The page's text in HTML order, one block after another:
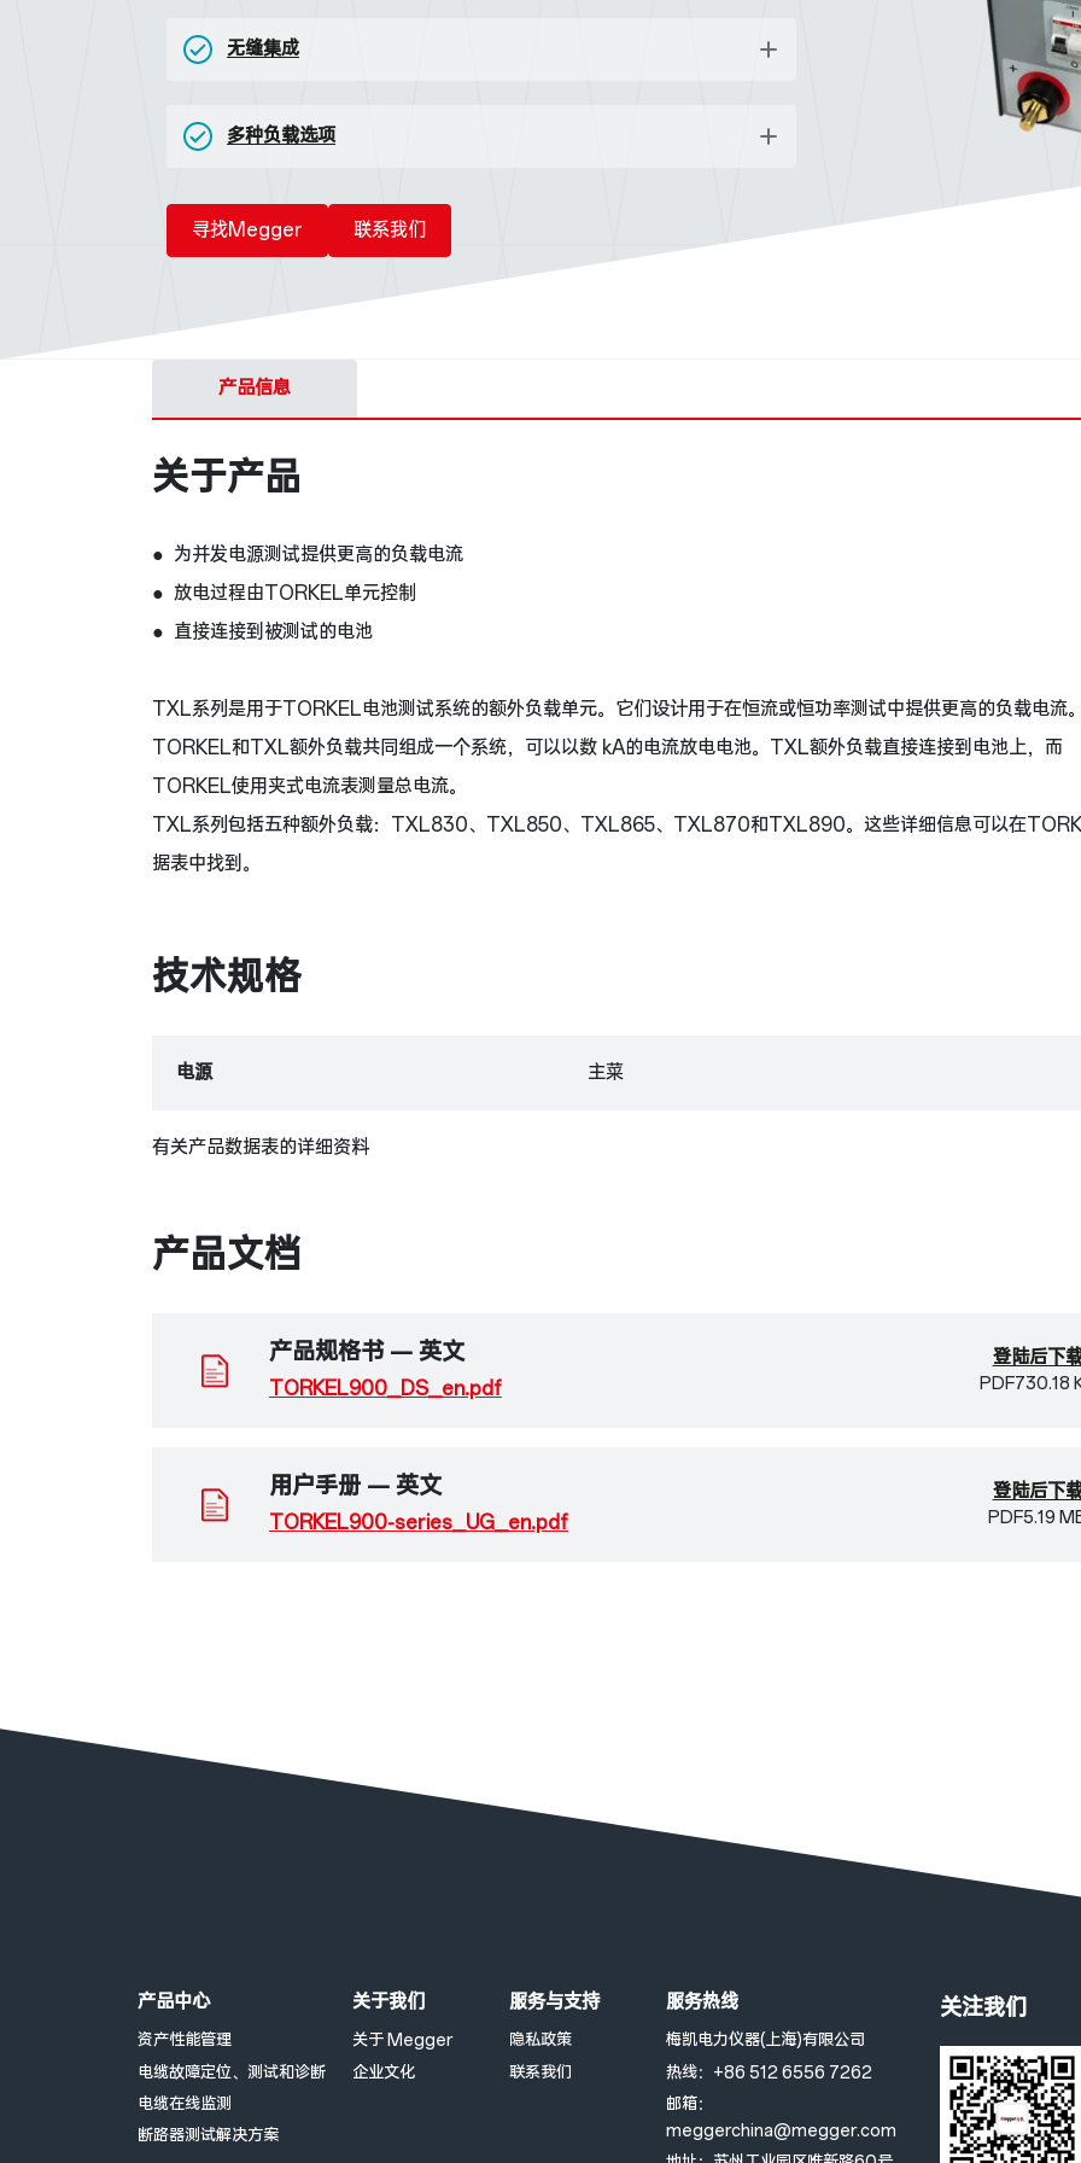
无缝集成
多种负载选项
寻找Megger 联系我们
产品信息
关于产品
● 为并发电源测试提供更高的负载电流
● 放电过程由TORKEL单元控制
● 直接连接到被测试的电池
TXL系列是用于TORKEL电池测试系统的额外负载单元。它们设计用于在恒流或恒功率测试中提供更高的负载电流。
TORKEL和TXL额外负载共同组成一个系统，可以以数 kA的电流放电电池。TXL额外负载直接连接到电池上，而
TORKEL使用夹式电流表测量总电流。
TXL系列包括五种额外负载：TXL830、TXL850、TXL865、TXL870和TXL890。这些详细信息可以在
据表中找到。
技术规格
电源 主菜
有关产品数据表的详细资料
产品文档
产品规格书 — 英文
TORKEL900_DS_en.pdf
登陆后下
PDF730.18
用户手册 — 英文
TORKEL900-series_UG_en.pdf
登陆后下
PDF5.19
页脚菜单
产品中心
资产性能管理
电缆故障定位、测试和诊断
电缆在线监测
断路器测试解决方案
关于我们
关于 Megger
企业文化
服务与支持
隐私政策
联系我们
服务热线
梅凯电力仪器(上海)有限公司
热线：+86 512 6556 7262
邮箱：
meggerchina@megger.com
关注我们